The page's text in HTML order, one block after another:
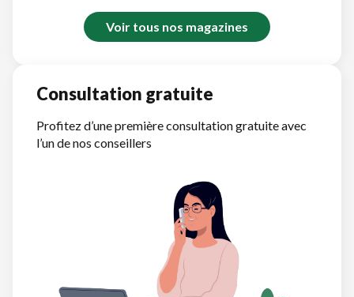
Voir tous nos magazines
Consultation gratuite
Profitez d’une première consultation gratuite avec
l’un de nos conseillers